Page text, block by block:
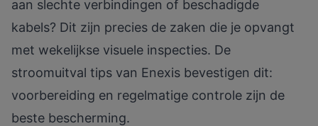
aan slechte verbindingen of beschadigde
kabels? Dit zijn precies de zaken die je opvangt
met wekelijkse visuele inspecties. De
stroomuitval tips van Enexis bevestigen dit:
voorbereiding en regelmatige controle zijn de
beste bescherming.